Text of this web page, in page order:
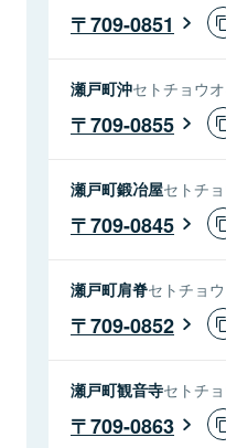
709-0851
瀬戸町沖セトチョウ
709-0855
瀬戸町鍛冶屋セトチ
709-0845
瀬戸町肩脊セトチョ
709-0852
瀬戸町観音寺セトチ
709-0863